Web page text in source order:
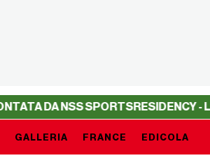
NSS SPORTSRESIDENCY - LA SERIE
GALLERIA FRANCE EDICOLA